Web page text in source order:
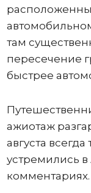
там
пересечение
быстрее
ажиотаж
августа всегда
устремились в
комментариях.